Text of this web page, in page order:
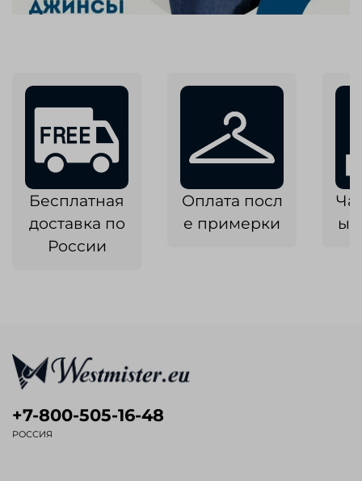
Бесплатная
доставка по
России
Оплата посл
е примерки
+7-800-505-16-48
РОССИЯ